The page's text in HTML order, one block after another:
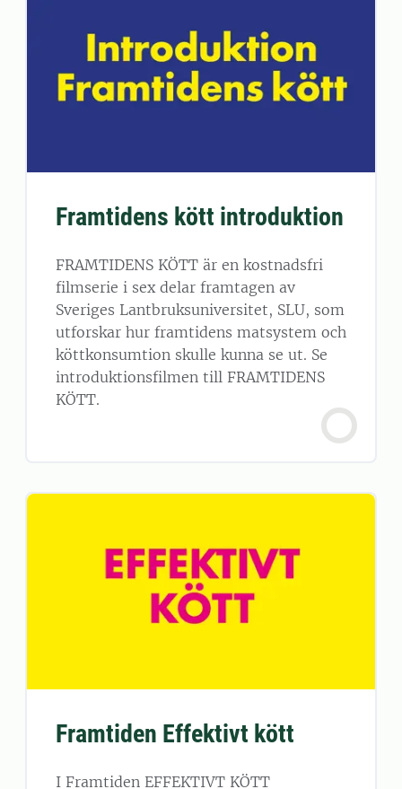
Framtidens kött introduktion
FRAMTIDENS KÖTT är en kostnadsfri
filmserie i sex delar framtagen av
Sveriges Lantbruksuniversitet, SLU, som
utforskar hur framtidens matsystem och
köttkonsumtion skulle kunna se ut. Se
introduktionsfilmen till FRAMTIDENS
KÖTT.
Framtiden Effektivt kött
I Framtiden EFFEKTIVT KÖTT